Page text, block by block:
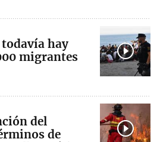
hay
migrantes
del
de